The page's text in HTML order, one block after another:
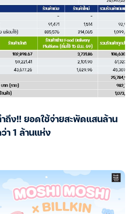
ถึง!! ยอดใช้จ่ายสะพัดแสนล้าน
า 1 ล้านแห่ง